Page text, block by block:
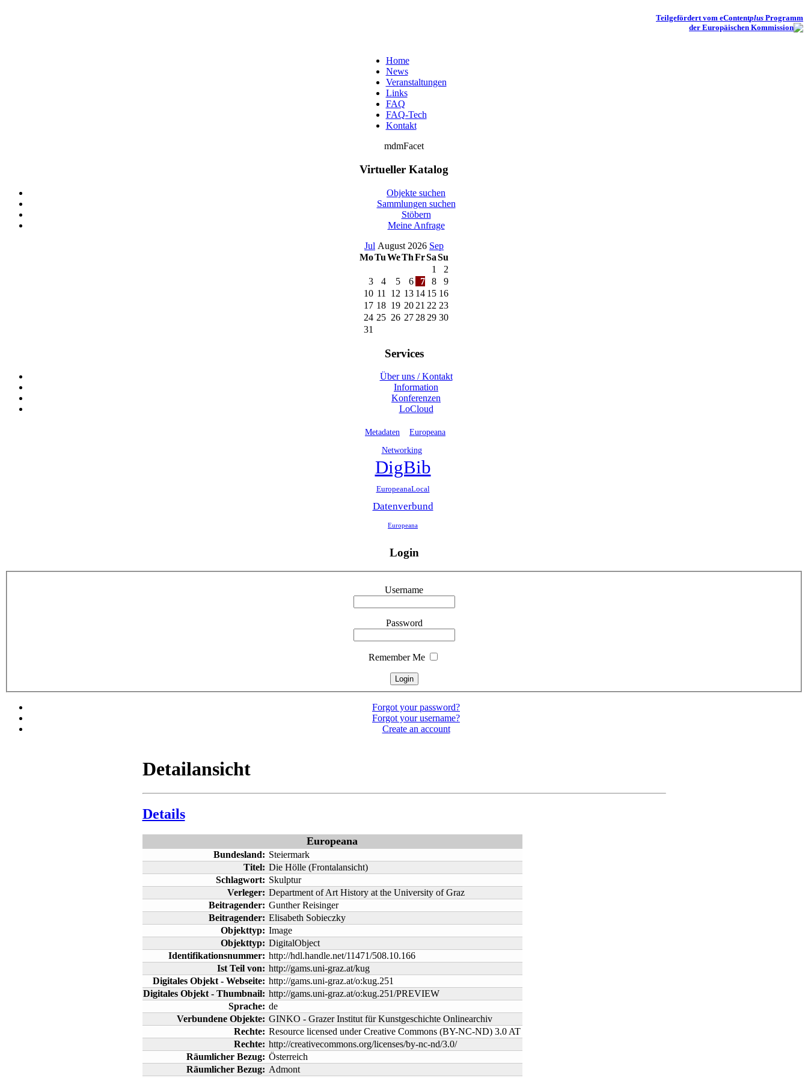
Teilgefördert vom eContentplus Programm
der Europäischen Kommission
Home
News
Veranstaltungen
Links
FAQ
FAQ-Tech
Kontakt
mdmFacet
Virtueller Katalog
Objekte suchen
Sammlungen suchen
Stöbern
Meine Anfrage
Jul August 2026 Sep
MoTuWeThFrSaSu
1
2
3
4 5 6 7 8
9
10 11 12 13 14 15 16
17 18 19 20 21 22 23
24 25 26 27 28 29 30
31
Services
Über uns / Kontakt
Information
Konferenzen
LoCloud
Metadaten
Europeana
Networking
DigBib
EuropeanaLocal
Datenverbund
Europeana
Login
Username
Password
Remember Me
Forgot your password?
Forgot your username?
Create an account
Detailansicht
Details
Europeana
Bundesland: Steiermark
Titel: Die Hölle (Frontalansicht)
Schlagwort: Skulptur
Verleger: Department of Art History at the University of Graz
Beitragender: Gunther Reisinger
Beitragender: Elisabeth Sobieczky
Objekttyp: Image
Objekttyp: DigitalObject
Identifikationsnummer: http://hdl.handle.net/11471/508.10.166
Ist Teil von: http://gams.uni-graz.at/kug
Digitales Objekt - Webseite: http://gams.uni-graz.at/o:kug.251
Digitales Objekt - Thumbnail: http://gams.uni-graz.at/o:kug.251/PREVIEW
Sprache: de
Verbundene Objekte: GINKO - Grazer Institut für Kunstgeschichte Onlinearchiv
Rechte: Resource licensed under Creative Commons (BY-NC-ND) 3.0 AT
Rechte: http://creativecommons.org/licenses/by-nc-nd/3.0/
Räumlicher Bezug: Österreich
Räumlicher Bezug: Admont